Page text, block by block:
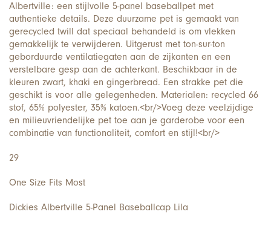
Albertville: een stijlvolle 5-panel baseballpet met
authentieke details. Deze duurzame pet is gemaakt van
gerecycled twill dat speciaal behandeld is om vlekken
gemakkelijk te verwijderen. Uitgerust met ton-sur-ton
geborduurde ventilatiegaten aan de zijkanten en een
verstelbare gesp aan de achterkant. Beschikbaar in de
kleuren zwart, khaki en gingerbread. Een strakke pet die
geschikt is voor alle gelegenheden. Materialen: recycled 66
stof, 65% polyester, 35% katoen.<br/>Voeg deze veelzijdige
en milieuvriendelijke pet toe aan je garderobe voor een
combinatie van functionaliteit, comfort en stijl!<br/>
29
One Size Fits Most
Dickies Albertville 5-Panel Baseballcap Lila